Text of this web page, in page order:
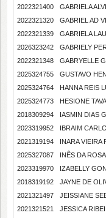
2022321400
GABRIELA
2022321320
GABRIEL AD
2022321339
GABRIELA
2026323242
GABRIELY
2022321348
GABRYELLE
2025324755
GUSTAVO
2025324764
HANNA REIS
2025324773
HESIONE
2018309294
IASMIN DIAS
2023319952
IBRAIM
2021319194
INARA VIEIRA
2025327087
INÊS DA
2023319970
IZABELLY
2018319192
JAYNE DE
2021321497
JEISSIANE
2021321521
JESSICA